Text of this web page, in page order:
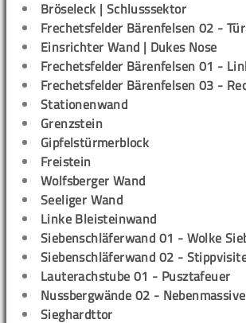
Bröseleck | Schlusssektor
Frechetsfelder Bärenfelsen 02 -
Einsrichter Wand | Dukes Nose
Frechetsfelder Bärenfelsen 01 -
Frechetsfelder Bärenfelsen 03 -
Stationenwand
Grenzstein
Gipfelstürmerblock
Freistein
Wolfsberger Wand
Seeliger Wand
Linke Bleisteinwand
Siebenschläferwand 01 - Wolke
Siebenschläferwand 02 -
Lauterachstube 01 - Pusztafeuer
Nussbergwände 02 - Nebenmassive
Sieghardttor